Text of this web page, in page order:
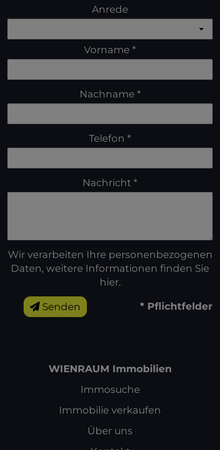
Anrede
Vorname
Nachname
Telefon
Nachricht
Wir verarbeiten Ihre personenbezogenen
Daten, weitere Informationen finden Sie
hier.
Senden * Pflichtfelder
WIENRAUM Immobilien
Immosuche
Immobilie verkaufen
Über uns